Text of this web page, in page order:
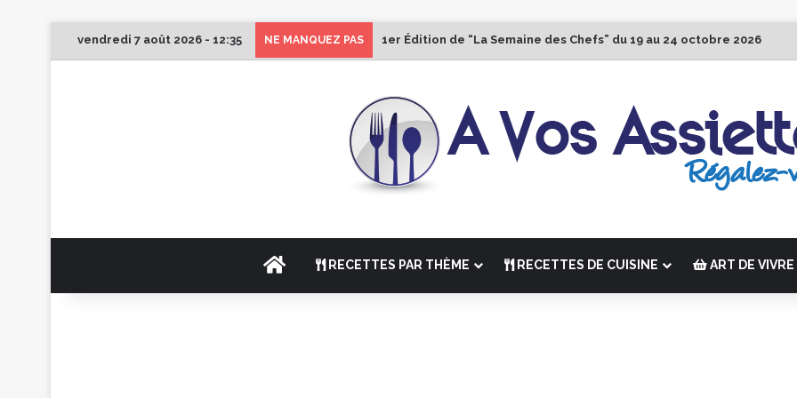
vendredi 7 août 2026 - 12:35 NE MANQUEZ PAS 1er Édition de “La Semaine des Chefs” du 19 au 24 octobre 2026
ACCUEILRECETTES PAR THÈME RECETTES DE CUISINE ART DE VIVRE